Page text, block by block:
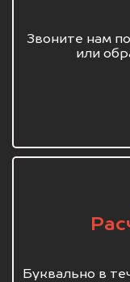
Звоните нам
или
Буквально в